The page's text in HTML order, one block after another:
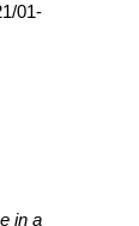
01-
in a